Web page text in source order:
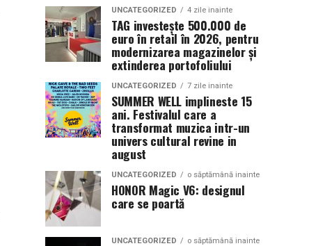
UNCATEGORIZED 4 zile inainte
TAG investește 500.000 de
euro în retail în 2026, pentru
modernizarea magazinelor și
extinderea portofoliului
UNCATEGORIZED 7 zile inainte
SUMMER WELL implineste 15
ani. Festivalul care a
transformat muzica intr-un
univers cultural revine in
august
UNCATEGORIZED o săptămână inainte
HONOR Magic V6: designul
care se poartă
UNCATEGORIZED o săptămână inainte